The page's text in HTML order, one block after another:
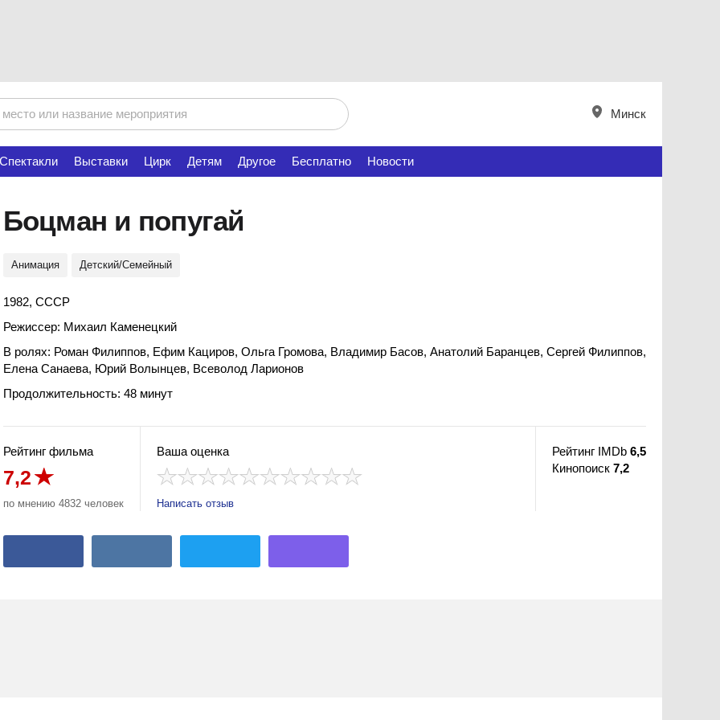
Минск
Спектакли Выставки Цирк Детям Другое Бесплатно Новости
Боцман и попугай
Анимация Детский/Семейный
1982, СССР
Режиссер: Михаил Каменецкий
В ролях: Роман Филиппов, Ефим Кациров, Ольга Громова, Владимир Басов, Анатолий Баранцев, Сергей Филиппов,
Елена Санаева, Юрий Волынцев, Всеволод Ларионов
Продолжительность: 48 минут
Рейтинг фильма
7,2
по мнению 4832 человек
Ваша оценка
Написать отзыв
Рейтинг IMDb 6,5
Кинопоиск 7,2